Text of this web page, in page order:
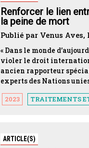
Renforcer le lien
la peine de mort
Publié par Venus Aves,
« Dans le monde
violer le droit
ancien rapporteur
experts des Nations
2023 TRAITEMENTS
ARTICLE(S)